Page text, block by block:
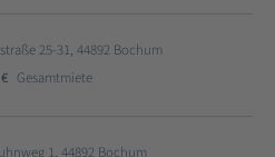
25-31, 44892 Bochum
Gesamtmiete